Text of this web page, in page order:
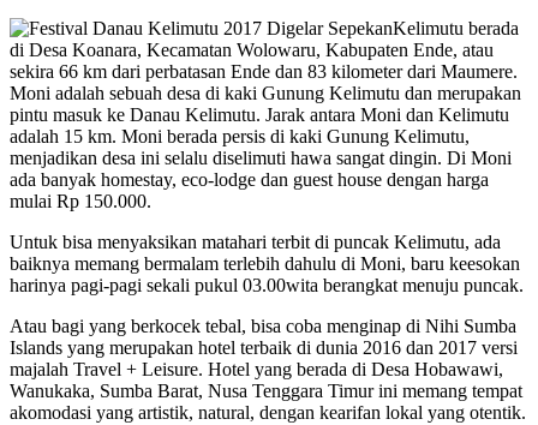
Kelimutu berada
di Desa Koanara, Kecamatan Wolowaru, Kabupaten Ende, atau
sekira 66 km dari perbatasan Ende dan 83 kilometer dari Maumere.
Moni adalah sebuah desa di kaki Gunung Kelimutu dan merupakan
pintu masuk ke Danau Kelimutu. Jarak antara Moni dan Kelimutu
adalah 15 km. Moni berada persis di kaki Gunung Kelimutu,
menjadikan desa ini selalu diselimuti hawa sangat dingin. Di Moni
ada banyak homestay, eco-lodge dan guest house dengan harga
mulai Rp 150.000.
Untuk bisa menyaksikan matahari terbit di puncak Kelimutu, ada
baiknya memang bermalam terlebih dahulu di Moni, baru keesokan
harinya pagi-pagi sekali pukul 03.00wita berangkat menuju puncak.
Atau bagi yang berkocek tebal, bisa coba menginap di Nihi Sumba
Islands yang merupakan hotel terbaik di dunia 2016 dan 2017 versi
majalah Travel + Leisure. Hotel yang berada di Desa Hobawawi,
Wanukaka, Sumba Barat, Nusa Tenggara Timur ini memang tempat
akomodasi yang artistik, natural, dengan kearifan lokal yang otentik.